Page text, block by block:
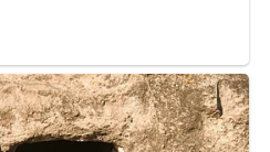
und gitterförmig auf die
mit Ei bestreichen und mit
Mandeln bestreuen, in der
40 bis 50 Minuten